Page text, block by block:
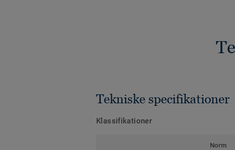
Tekniske specifikationer
Klassifikationer
Norm